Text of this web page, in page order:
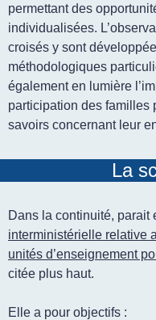
permettant des
individualisées.
croisés y sont
méthodologiques
également en lumière
participation des familles
savoirs concernant leur
La
Dans la continuité, parait
interministérielle relative
unités d’enseignement
citée plus haut.
Elle a pour objectifs :